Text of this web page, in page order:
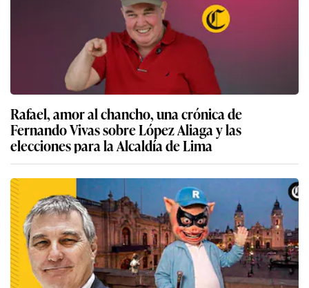
Rafael, amor al chancho, una crónica de
Fernando Vivas sobre López Aliaga y las
elecciones para la Alcaldía de Lima